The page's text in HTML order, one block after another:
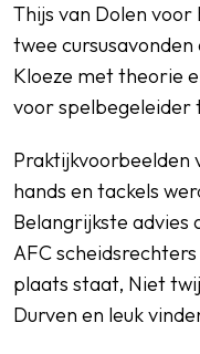
Thijs van Dolen
twee
Kloeze met theorie
voor spelbegeleider
Praktijkvoorbeelden
hands en tackels
Belangrijkste advies
AFC
plaats staat, Niet
Durven en leuk